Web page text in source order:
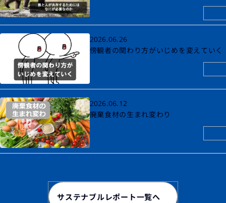
2026.06.26
傍観者の関わり方がいじめを変えていく
2026.06.12
廃棄食材の生まれ変わり
サステナブルレポート一覧へ